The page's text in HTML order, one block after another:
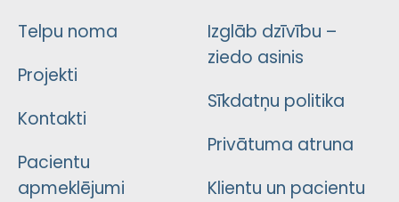
Telpu noma
Projekti
Kontakti
Pacientu
apmeklējumi
Izglāb dzīvību –
ziedo asinis
Sīkdatņu politika
Privātuma atruna
Klientu un pacientu